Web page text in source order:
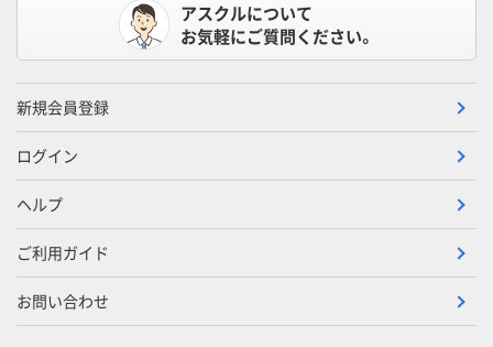
アスクルについて
お気軽にご質問ください。
新規会員登録
ログイン
ヘルプ
ご利用ガイド
お問い合わせ